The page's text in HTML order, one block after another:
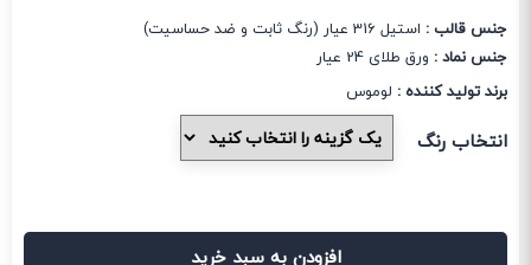
جنس قالب : استیل 316 عیار (رنگ ثابت و ضد حساسیت)
جنس نماد : ورق طلای 24 عیار
برند تولید کننده : لوموس
انتخاب رنگ
افزودن به سبد خرید